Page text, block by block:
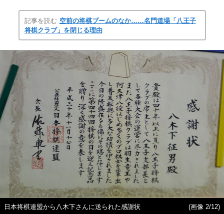
記事を読む 空前の将棋ブームのなか……名門道場「八王子
将棋クラブ」を閉じる理由
日本将棋連盟から八木下さんに送られた感謝状
(画像 2/12)